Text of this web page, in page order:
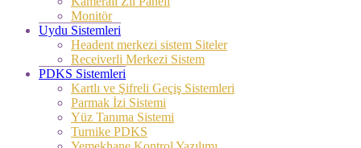
Monitör
Uydu Sistemleri
Headent merkezi sistem Siteler
Receiverli Merkezi Sistem
PDKS Sistemleri
Kartlı ve Şifreli Geçiş Sistemleri
Parmak İzi Sistemi
Yüz Tanıma Sistemi
Turnike PDKS